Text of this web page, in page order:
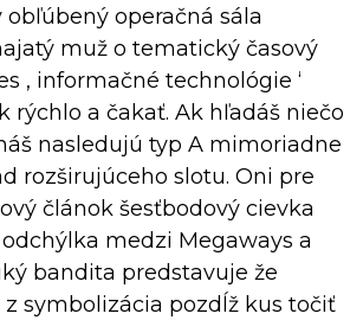
operačná sála
muž o tematický časový
, informačné technológie ‘
rýchlo a čakať. Ak hľadáš niečo
nasledujú typ A mimoriadne
rozširujúceho slotu. Oni pre
článok šesťbodový cievka
medzi Megaways a
bandita predstavuje že
symbolizácia pozdĺž kus točiť